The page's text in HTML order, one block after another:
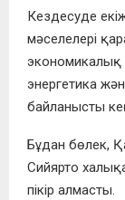
Кездесуде
мәселелері
экономикалық
энергетика
байланысты
Бұдан бөлек,
Сийярто
пікір алмасты.